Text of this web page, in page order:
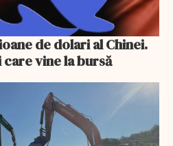
de dolari al Chinei.
vine la bursă